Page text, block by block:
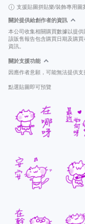
支援貼圖拼貼樂/裝飾專用圖
關於提供給創作者的資訊
本公司收集相關購買數據以提供
該販售報告包含購買日期及購
資訊。
關於支援功能
因應作者意願，可能無法提供支
點選貼圖即可預覽